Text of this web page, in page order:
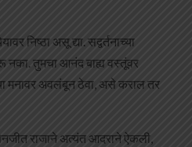
निष्ठा असू द्या. सद्वर्तनाच्या
नका. तुमचा आनंद बाह्य वस्तूंवर
मनावर अवलंबून ठेवा, असे कराल तर
राजाने अत्यंत आदराने ऐकली,